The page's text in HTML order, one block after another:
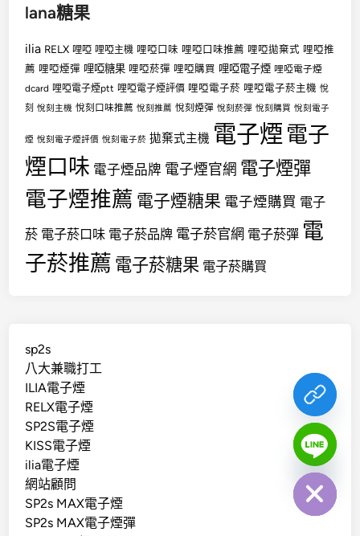
lana糖果
ilia RELX 哩啞 哩啞主機 哩啞口味 哩啞口味推薦 哩啞拋棄式 哩啞推
薦 哩啞煙彈 哩啞糖果 哩啞菸彈 哩啞購買 哩啞電子煙 哩啞電子煙
dcard 哩啞電子煙ptt 哩啞電子煙評價 哩啞電子菸 哩啞電子菸主機 悅
刻 悅刻主機 悅刻口味推薦 悅刻推薦 悅刻煙彈 悅刻菸彈 悅刻購買 悅刻電子
煙 悅刻電子煙評價 悅刻電子菸 拋棄式主機 電子煙 電子
煙口味 電子煙品牌 電子煙官網 電子煙彈
電子煙推薦 電子煙糖果 電子煙購買 電子
菸 電子菸口味 電子菸品牌 電子菸官網 電子菸彈 電
子菸推薦 電子菸糖果 電子菸購買
sp2s
八大兼職打工
ILIA電子煙
RELX電子煙
SP2S電子煙
KISS電子煙
ilia電子煙
網站顧問
SP2s MAX電子煙
SP2s MAX電子煙彈
Hide
chaty